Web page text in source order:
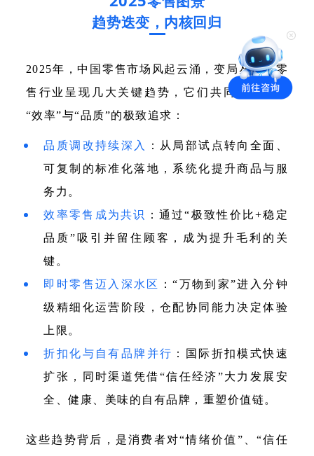
趋势迭变，内核回归
2025年，中国零售市场风起云涌，变局丛生。零
售行业呈现几大关键趋势，它们共同指向了对
“效率”与“品质”的极致追求：
品质调改持续深入
：从局部试点转向全面、
可复制的标准化落地，系统化提升商品与服
务力。
效率零售成为共识
：通过“极致性价比+稳定
品质”吸引并留住顾客，成为提升毛利的关
键。
即时零售迈入深水区
：“万物到家”进入分钟
级精细化运营阶段，仓配协同能力决定体验
上限。
折扣化与自有品牌并行 ：国际折扣模式快速
扩张，同时渠道凭借“信任经济”大力发展安
全、健康、美味的自有品牌，重塑价值链。
这些趋势背后，是消费者对“情绪价值”、“信任